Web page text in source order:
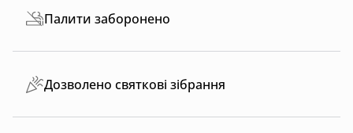
Палити заборонено
Дозволено святкові зібрання